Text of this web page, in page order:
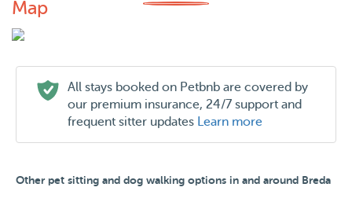
Map
All stays booked on Petbnb are covered by
our premium insurance, 24/7 support and
frequent sitter updates Learn more
Other pet sitting and dog walking options in and around Breda